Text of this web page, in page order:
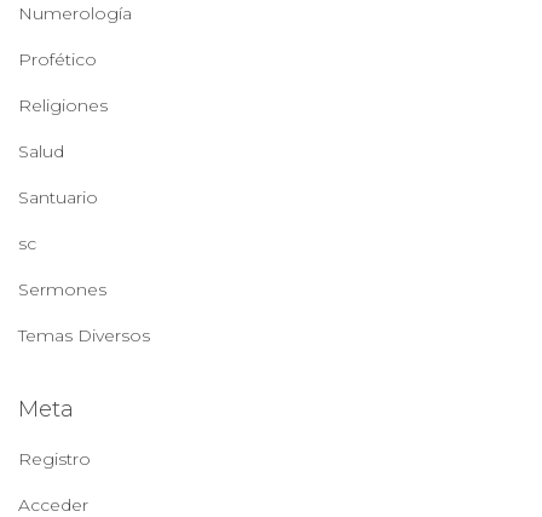
Numerología
Profético
Religiones
Salud
Santuario
sc
Sermones
Temas Diversos
Meta
Registro
Acceder